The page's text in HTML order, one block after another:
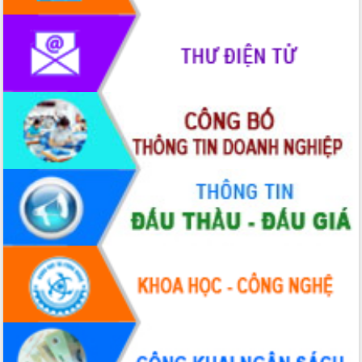
Rà soát, hoàn thiện hệ thống thiết chế
văn hóa, thể thao đáp ứng yêu cầu
phát triển mới
Thường trực HĐND tỉnh Đắk Lắk gặp
mặt Đoàn chuyên gia y tế TP. Hồ Chí
Minh
Lễ truy điệu và an táng hài cốt liệt sĩ
tại Nghĩa trang Liệt sĩ xã Sơn Hòa
Bàn giải pháp tháo gỡ khó khăn trong
xuất khẩu sầu riêng và triển khai quy
định EUDR
Thứ trưởng Bộ Nông nghiệp và Môi
trường Nguyễn Hoàng Hiệp khảo sát
vùng trồng và doanh nghiệp đóng gói
sầu riêng tại Đắk Lắk
Trình diễn nghệ thuật chế biến các
món ăn từ sầu riêng
Đắk Lắk công bố Quy hoạch và xúc
tiến đầu tư tỉnh
Ngành cá ngừ Đắk Lắk chủ động thích